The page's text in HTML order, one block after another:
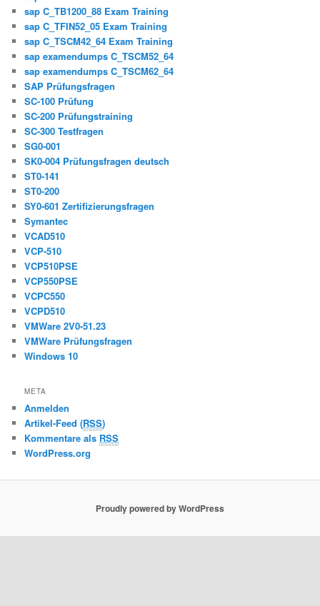
sap C_TB1200_88 Exam Training
sap C_TFIN52_05 Exam Training
sap C_TSCM42_64 Exam Training
sap examendumps C_TSCM52_64
sap examendumps C_TSCM62_64
SAP Prüfungsfragen
SC-100 Prüfung
SC-200 Prüfungstraining
SC-300 Testfragen
SG0-001
SK0-004 Prüfungsfragen deutsch
ST0-141
ST0-200
SY0-601 Zertifizierungsfragen
Symantec
VCAD510
VCP-510
VCP510PSE
VCP550PSE
VCPC550
VCPD510
VMWare 2V0-51.23
VMWare Prüfungsfragen
Windows 10
META
Anmelden
Artikel-Feed (RSS)
Kommentare als RSS
WordPress.org
Proudly powered by WordPress